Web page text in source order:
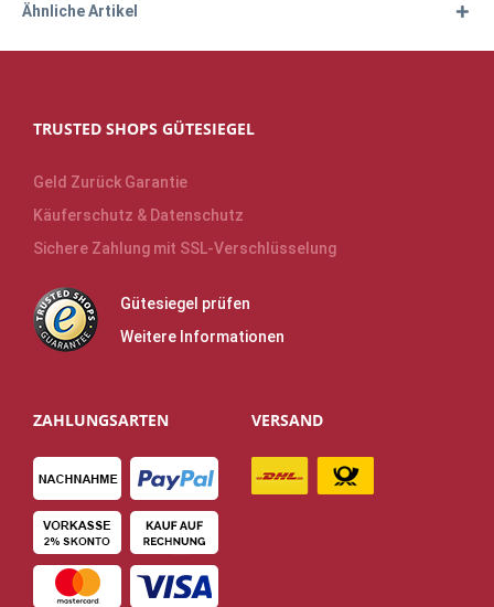
Ähnliche Artikel
TRUSTED SHOPS GÜTESIEGEL
Geld Zurück Garantie
Käuferschutz & Datenschutz
Sichere Zahlung mit SSL-Verschlüsselung
Gütesiegel prüfen
Weitere Informationen
ZAHLUNGSARTEN VERSAND